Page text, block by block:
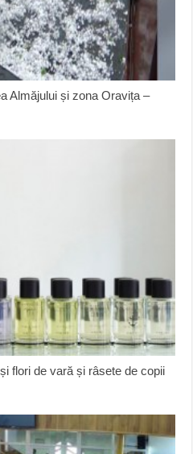
Almăjului și zona Oravița –
flori de vară și râsete de copii